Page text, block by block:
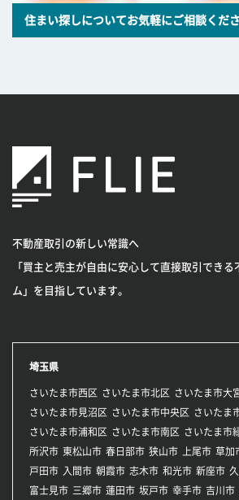
住まい探しについてお気軽にご相談くださ
不動産取引の新しい常識へ
「買主と売主が自由に安心して直接取引でき
ム」を目指しています。
埼玉県
さいたま市西区 さいたま市北区
さいたま市大
さいたま市見沼区
さいたま市中央区
さいたま
さいたま市浦和区
さいたま市南区 さいたま市
所沢市 東松山市 春日部市 狭山市 上尾市 草加
戸田市 入間市 朝霞市 志木市 和光市 新座市
富士見市 三郷市 蓮田市 坂戸市 幸手市 吉川市